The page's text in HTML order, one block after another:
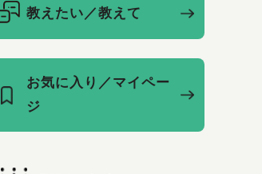
教えたい／教えて
お気に入り／マイペー
ジ